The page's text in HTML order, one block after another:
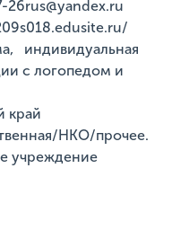
индивидуальная
с логопедом и
край
НКО/прочее.
учреждение